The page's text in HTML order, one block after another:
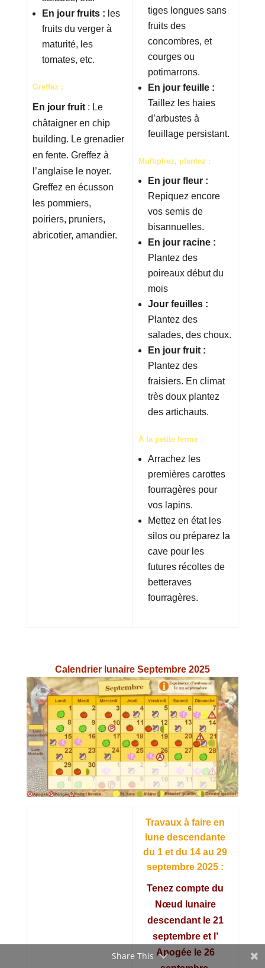
En jour fruits : les
fruits du verger à
maturité, les
tomates, etc.
Greffez :
En jour fruit : Le
châtaigner en chip
building. Le grenadier
en fente. Greffez à
l’anglaise le noyer.
Greffez en écusson
les pommiers,
poiriers, pruniers,
abricotier, amandier.
tiges longues sans
fruits des
concombres, et
courges ou
potimarrons.
En jour feuille :
Taillez les haies
d’arbustes à
feuillage persistant.
Multipliez, plantez :
En jour fleur :
Repiquez encore
vos semis de
bisannuelles.
En jour racine :
Plantez des
poireaux début du
mois
Jour feuilles :
Plantez des
salades, des choux.
En jour fruit :
Plantez des
fraisiers. En climat
très doux plantez
des artichauts.
À la petite ferme :
Arrachez les
premières carottes
fourragères pour
vos lapins.
Mettez en état les
silos ou préparez la
cave pour les
futures récoltes de
betteraves
fourragères.
Calendrier lunaire Septembre 2025
Travaux à faire en
lune descendante
du 1 et du 14 au 29
septembre 2025 :
Tenez compte du
Nœud lunaire
descendant le 21
septembre et l’
Apogée le 26
Share This